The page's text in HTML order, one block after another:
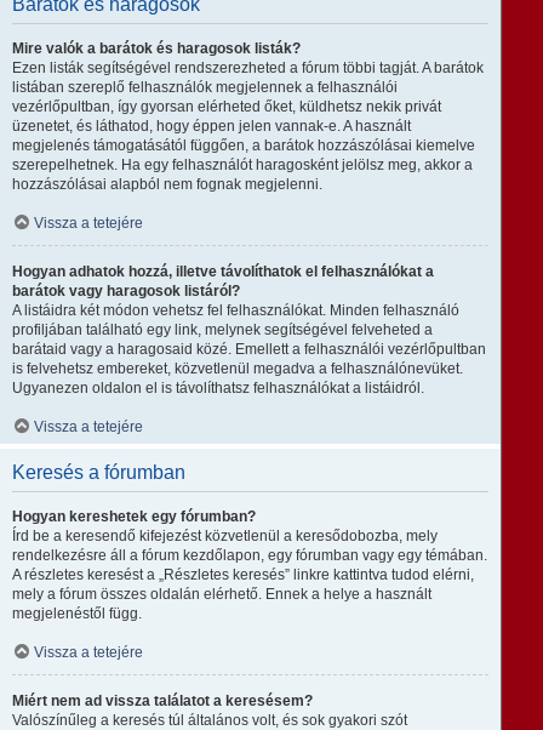
Barátok és haragosok
Mire valók a barátok és haragosok listák?
Ezen listák segítségével rendszerezheted a fórum többi tagját. A barátok
listában szereplő felhasználók megjelennek a felhasználói
vezérlőpultban, így gyorsan elérheted őket, küldhetsz nekik privát
üzenetet, és láthatod, hogy éppen jelen vannak-e. A használt
megjelenés támogatásától függően, a barátok hozzászólásai kiemelve
szerepelhetnek. Ha egy felhasználót haragosként jelölsz meg, akkor a
hozzászólásai alapból nem fognak megjelenni.
Vissza a tetejére
Hogyan adhatok hozzá, illetve távolíthatok el felhasználókat a
barátok vagy haragosok listáról?
A listáidra két módon vehetsz fel felhasználókat. Minden felhasználó
profiljában található egy link, melynek segítségével felveheted a
barátaid vagy a haragosaid közé. Emellett a felhasználói vezérlőpultban
is felvehetsz embereket, közvetlenül megadva a felhasználónevüket.
Ugyanezen oldalon el is távolíthatsz felhasználókat a listáidról.
Vissza a tetejére
Keresés a fórumban
Hogyan kereshetek egy fórumban?
Írd be a keresendő kifejezést közvetlenül a keresődobozba, mely
rendelkezésre áll a fórum kezdőlapon, egy fórumban vagy egy témában.
A részletes keresést a „Részletes keresés” linkre kattintva tudod elérni,
mely a fórum összes oldalán elérhető. Ennek a helye a használt
megjelenéstől függ.
Vissza a tetejére
Miért nem ad vissza találatot a keresésem?
Valószínűleg a keresés túl általános volt, és sok gyakori szót